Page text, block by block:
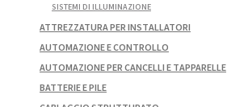
SISTEMI DI ILLUMINAZIONE
ATTREZZATURA PER INSTALLATORI
AUTOMAZIONE E CONTROLLO
AUTOMAZIONE PER CANCELLI E TAPPARELLE
BATTERIE E PILE